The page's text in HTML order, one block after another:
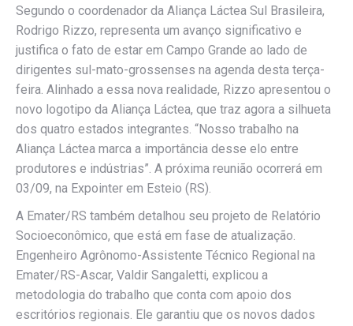
Segundo o coordenador da Aliança Láctea Sul Brasileira,
Rodrigo Rizzo, representa um avanço significativo e
justifica o fato de estar em Campo Grande ao lado de
dirigentes sul-mato-grossenses na agenda desta terça-
feira. Alinhado a essa nova realidade, Rizzo apresentou o
novo logotipo da Aliança Láctea, que traz agora a silhueta
dos quatro estados integrantes. “Nosso trabalho na
Aliança Láctea marca a importância desse elo entre
produtores e indústrias”. A próxima reunião ocorrerá em
03/09, na Expointer em Esteio (RS).
A Emater/RS também detalhou seu projeto de Relatório
Socioeconômico, que está em fase de atualização.
Engenheiro Agrônomo-Assistente Técnico Regional na
Emater/RS-Ascar, Valdir Sangaletti, explicou a
metodologia do trabalho que conta com apoio dos
escritórios regionais. Ele garantiu que os novos dados